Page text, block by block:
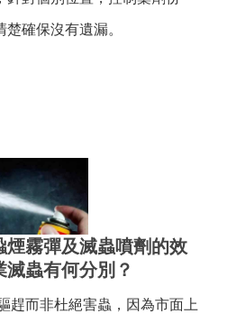
確保沒有遺漏。
煙霧彈及滅蟲噴劑的效
滅蟲有何分別？
趕而非杜絕害蟲，因為市面上